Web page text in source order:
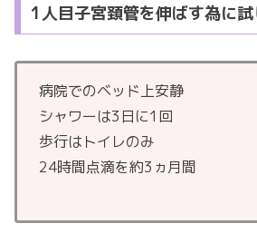
1人目子宮頚管を伸ばす為に
病院でのベッド上安静
シャワーは3日に1回
歩行はトイレのみ
24時間点滴を約3ヵ月間